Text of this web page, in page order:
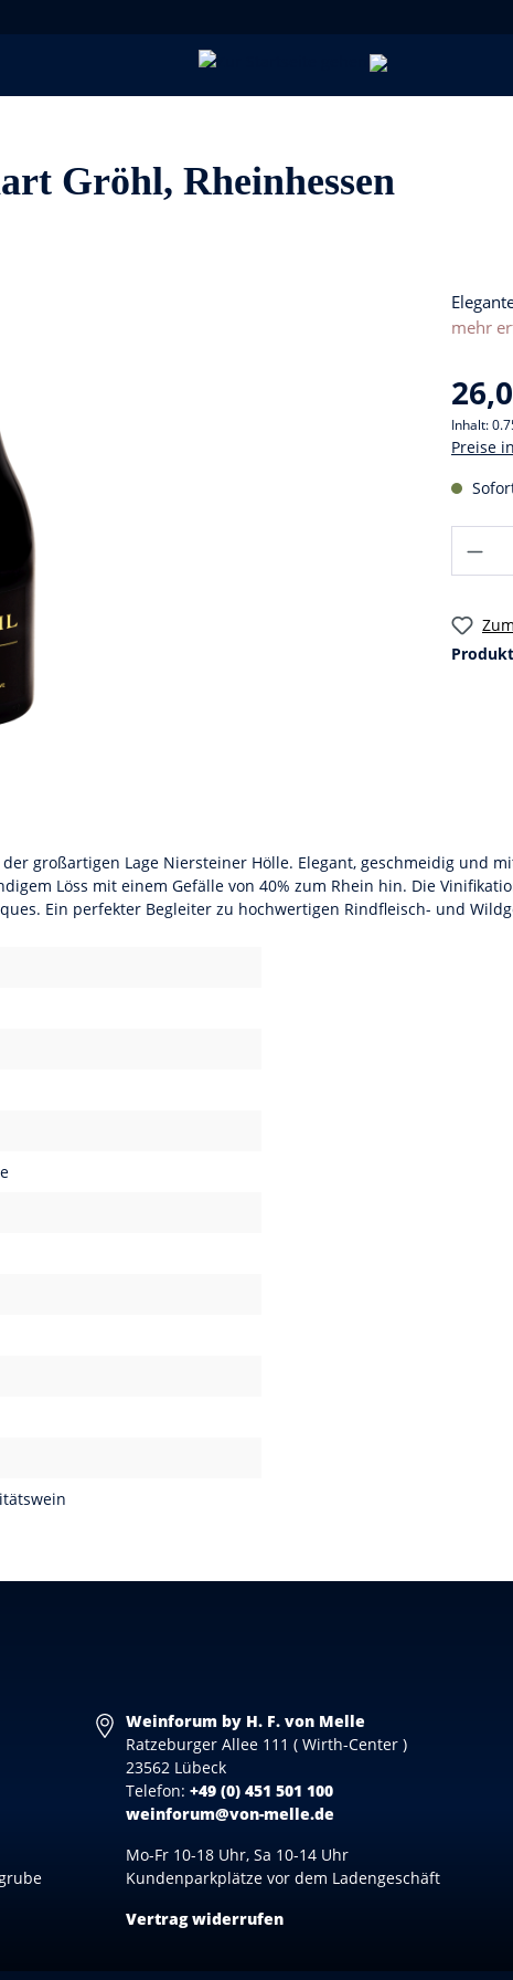
Gröhl, Rheinhessen
mehr
Inhalt:
Preise
großartigen Lage Niersteiner Hölle. Elegant, geschmeidig und
Löss mit einem Gefälle von 40% zum Rhein hin. Die
Ein perfekter Begleiter zu hochwertigen Rindfleisch- und
Weinforum by H. F. von Melle
Ratzeburger Allee 111 ( Wirth-Center )
23562 Lübeck
Telefon: +49 (0) 451 501 100
weinforum@von-melle.de
Mo-Fr 10-18 Uhr, Sa 10-14 Uhr
Kundenparkplätze vor dem Ladengeschäft
Vertrag widerrufen